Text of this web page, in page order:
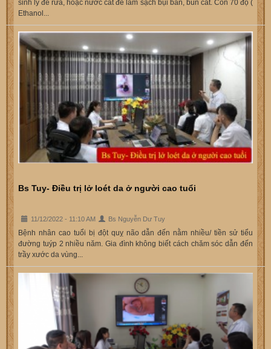
sinh lý để rửa, hoặc nước cất để làm sạch bụi bẩn, bùn cát. Cồn 70 độ (
Ethanol...
Bs Tuy- Điều trị lở loét da ở người cao tuổi
11/12/2022 - 11:10 AM Bs Nguyễn Dư Tuy
Bệnh nhân cao tuổi bị đột quỵ não dẫn đến nằm nhiều/ tiền sử tiểu
đường tuýp 2 nhiều năm. Gia đình không biết cách chăm sóc dẫn đến
trầy xước da vùng...